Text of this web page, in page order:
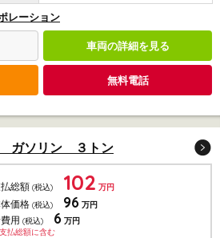
レーション
車両の詳細を見る
無料電話
ガソリン ３トン
総額 (税込) 102 万円
価格 (税込) 96 万円
用 (税込) 6 万円
払総額に含む